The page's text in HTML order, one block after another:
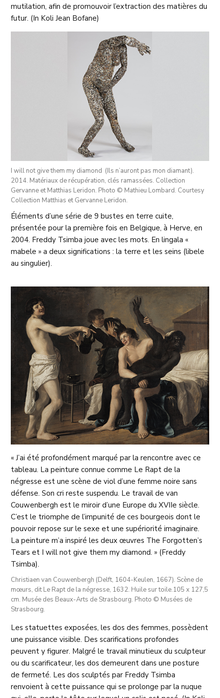
mutilation, afin de promouvoir l’extraction des matières du
futur. (In Koli Jean Bofane)
I will not give them my diamond (Ils n’auront pas mon diamant).
2014. Matériaux de récupération, clés ramassées. Collection
Gervanne et Matthias Leridon. Photo © Mathieu Lombard. Courtesy
Collection Matthias et Gervanne Leridon.
Éléments d’une série de 9 bustes en terre cuite,
présentée pour la première fois en Belgique, à Herve, en
2004. Freddy Tsimba joue avec les mots. En lingala «
mabele » a deux significations : la terre et les seins (libele
au singulier).
« J’ai été profondément marqué par la rencontre avec ce
tableau. La peinture connue comme Le Rapt de la
négresse est une scène de viol d’une femme noire sans
défense. Son cri reste suspendu. Le travail de van
Couwenbergh est le miroir d’une Europe du XVIIe siècle.
C’est le triomphe de l’impunité de ces bourgeois dont le
pouvoir repose sur le sexe et une supériorité imaginaire.
La peinture m’a inspiré les deux œuvres The Forgotten’s
Tears et I will not give them my diamond. » (Freddy
Tsimba).
Christiaen van Couwenbergh (Delft, 1604-Keulen, 1667). Scène de
mœurs, dit Le Rapt de la négresse, 1632. Huile sur toile.105 x 127,5
cm. Musée des Beaux-Arts de Strasbourg. Photo © Musées de
Strasbourg.
Les statuettes exposées, les dos des femmes, possèdent
une puissance visible. Des scarifications profondes
peuvent y figurer. Malgré le travail minutieux du sculpteur
ou du scarificateur, les dos demeurent dans une posture
de fermeté. Les dos sculptés par Freddy Tsimba
renvoient à cette puissance qui se prolonge par la nuque